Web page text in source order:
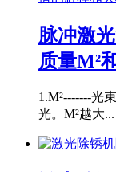
脉冲激
质量M²
1.M²-------光
光。M²越大...